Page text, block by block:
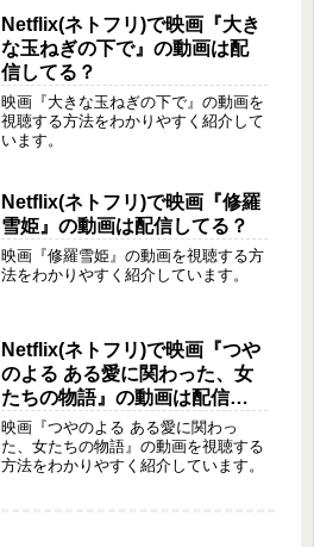
Netflix(ネトフリ)で映画『大き
な玉ねぎの下で』の動画は配
信してる？
映画『大きな玉ねぎの下で』の動画を
視聴する方法をわかりやすく紹介して
います。
Netflix(ネトフリ)で映画『修羅
雪姫』の動画は配信してる？
映画『修羅雪姫』の動画を視聴する方
法をわかりやすく紹介しています。
Netflix(ネトフリ)で映画『つや
のよる ある愛に関わった、女
たちの物語』の動画は配信し
てる？
映画『つやのよる ある愛に関わっ
た、女たちの物語』の動画を視聴する
方法をわかりやすく紹介しています。